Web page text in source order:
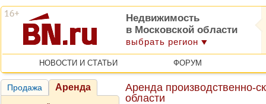
Недвижимость
в Московской области
выбрать регион
НОВОСТИ И СТАТЬИ ФОРУМ
Продажа Аренда
Аренда производственно-
области